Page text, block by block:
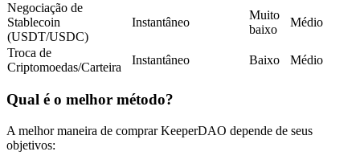
Junte-se aos principais traders
Negociação de
Stablecoin
(USDT/USDC)
Instantâneo
Muito
baixo
Médio
Troca de
Criptomoedas/Carteira
Instantâneo Baixo Médio
Qual é o melhor método?
A melhor maneira de comprar KeeperDAO depende de seus
objetivos: